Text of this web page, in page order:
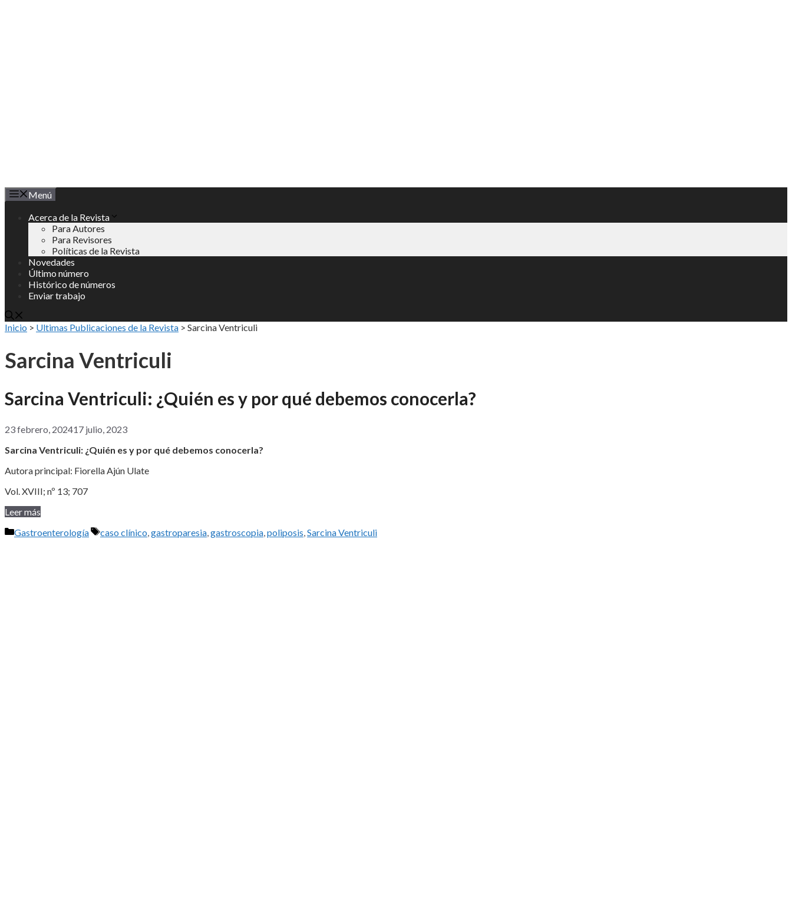
Menú
Acerca de la Revista
Para Autores
Para Revisores
Políticas de la Revista
Novedades
Último número
Histórico de números
Enviar trabajo
Inicio > Ultimas Publicaciones de la Revista > Sarcina Ventriculi
Sarcina Ventriculi
Sarcina Ventriculi: ¿Quién es y por qué debemos conocerla?
23 febrero, 202417 julio, 2023
Sarcina Ventriculi: ¿Quién es y por qué debemos conocerla?
Autora principal: Fiorella Ajún Ulate
Vol. XVIII; nº 13; 707
Leer más
Categorías
Gastroenterología Etiquetas
caso clínico,gastroparesia,gastroscopia,poliposis,Sarcina Ventriculi